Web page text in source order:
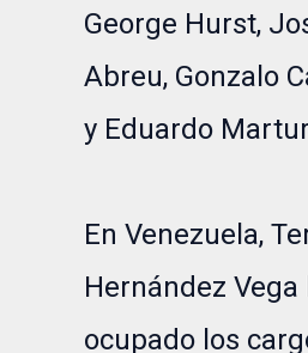
George Hurst,
Abreu, Gonzalo
y Eduardo
En Venezuela,
Hernández Vega
ocupado los